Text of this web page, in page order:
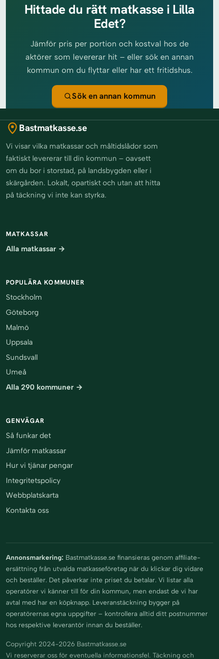
Hittade du rätt matkasse i Lilla
Edet?
Jämför pris per portion och kostval hos de
aktörer som levererar hit – eller sök en annan
kommun om du flyttar eller har ett fritidshus.
Sök en annan kommun
Bastmatkasse.se
Vi visar vilka matkassar och måltidslådor som
faktiskt levererar till din kommun – oavsett
om du bor i storstad, på landsbygden eller i
skärgården. Lokalt, opartiskt och utan att hitta
på täckning vi inte kan styrka.
MATKASSAR
Alla matkassar →
POPULÄRA KOMMUNER
Stockholm
Göteborg
Malmö
Uppsala
Sundsvall
Umeå
Alla 290 kommuner →
GENVÄGAR
Så funkar det
Jämför matkassar
Hur vi tjänar pengar
Integritetspolicy
Webbplatskarta
Kontakta oss
Annonsmarkering: Bastmatkasse.se finansieras genom affiliate-
ersättning från utvalda matkasseföretag när du klickar dig vidare
och beställer. Det påverkar inte priset du betalar. Vi listar alla
operatörer vi känner till för din kommun, men endast de vi har
avtal med har en köpknapp. Leveranstäckning bygger på
operatörernas egna uppgifter – kontrollera alltid ditt postnummer
hos respektive leverantör innan du beställer.
Copyright 2024-2026 Bastmatkasse.se
Vi reserverar oss för eventuella informationsfel. Täckning och